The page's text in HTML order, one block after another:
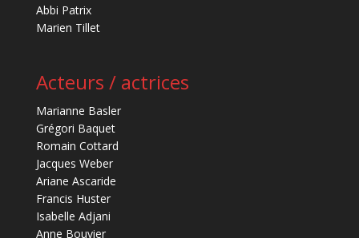
Abbi Patrix
Marien Tillet
Acteurs / actrices
Marianne Basler
Grégori Baquet
Romain Cottard
Jacques Weber
Ariane Ascaride
Francis Huster
Isabelle Adjani
Anne Bouvier